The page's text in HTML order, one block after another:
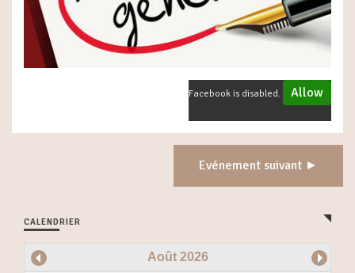
Facebook is disabled. Allow
Evénement suivant ►
CALENDRIER
Août 2026